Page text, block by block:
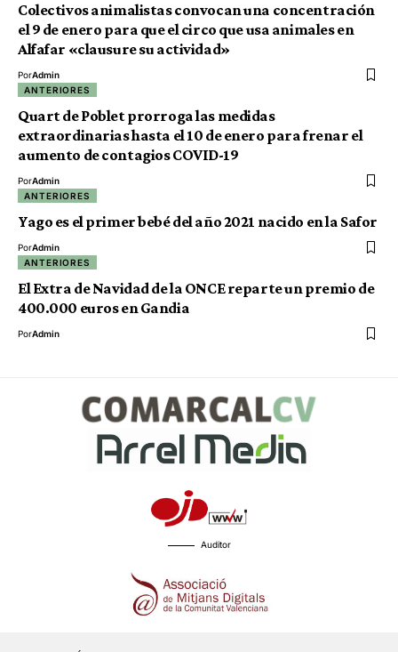
Colectivos animalistas convocan una concentración
el 9 de enero para que el circo que usa animales en
Alfafar «clausure su actividad»
PorAdmin
ANTERIORES
Quart de Poblet prorroga las medidas
extraordinarias hasta el 10 de enero para frenar el
aumento de contagios COVID-19
PorAdmin
ANTERIORES
Yago es el primer bebé del año 2021 nacido en la Safor
PorAdmin
ANTERIORES
El Extra de Navidad de la ONCE reparte un premio de
400.000 euros en Gandia
PorAdmin
Auditor